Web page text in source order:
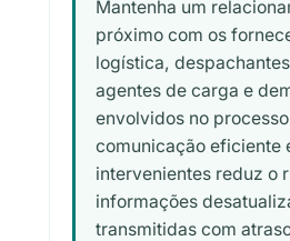
Mantenha um
próximo com os
logística,
agentes de carga e
envolvidos no
comunicação eficiente
intervenientes reduz o
informações
transmitidas com